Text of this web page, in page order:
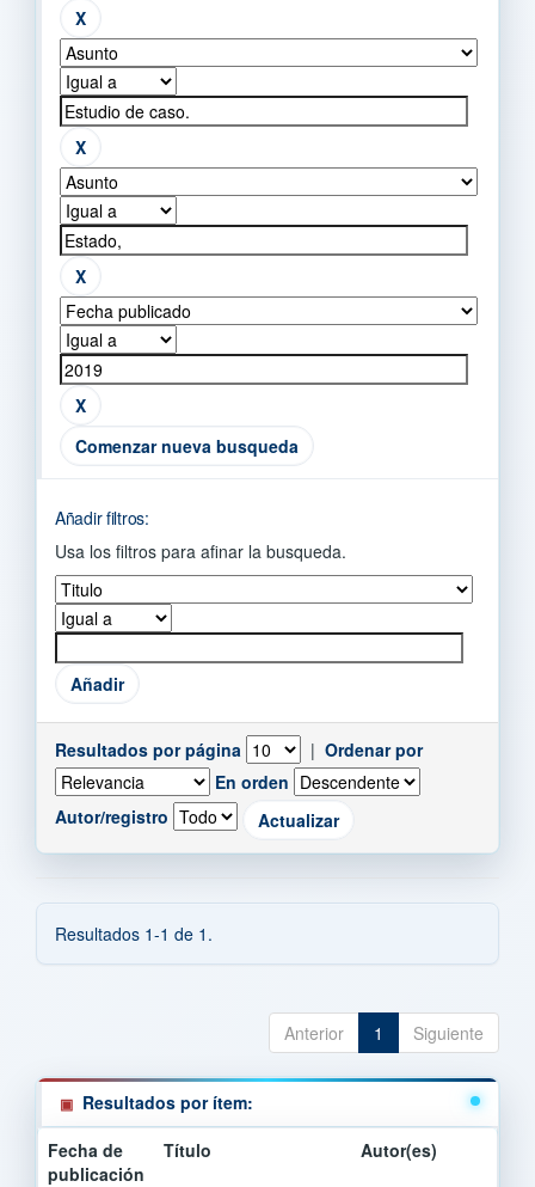
Comenzar nueva busqueda
Añadir filtros:
Usa los filtros para afinar la busqueda.
Resultados por página | Ordenar por
En orden
Autor/registro
Resultados 1-1 de 1.
Anterior 1 Siguiente
Resultados por ítem:
Fecha de
publicación
Título Autor(es)